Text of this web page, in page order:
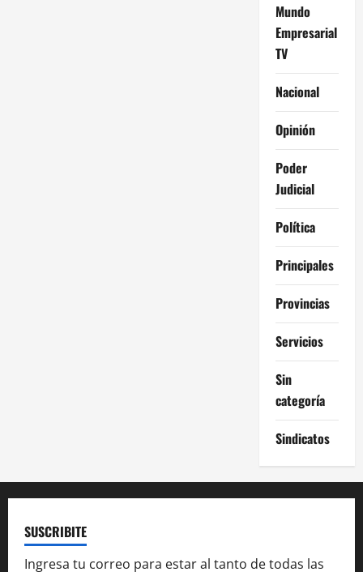
Mundo
Empresarial
TV
Nacional
Opinión
Poder
Judicial
Política
Principales
Provincias
Servicios
Sin
categoría
Sindicatos
SUSCRIBITE
Ingresa tu correo para estar al tanto de todas las